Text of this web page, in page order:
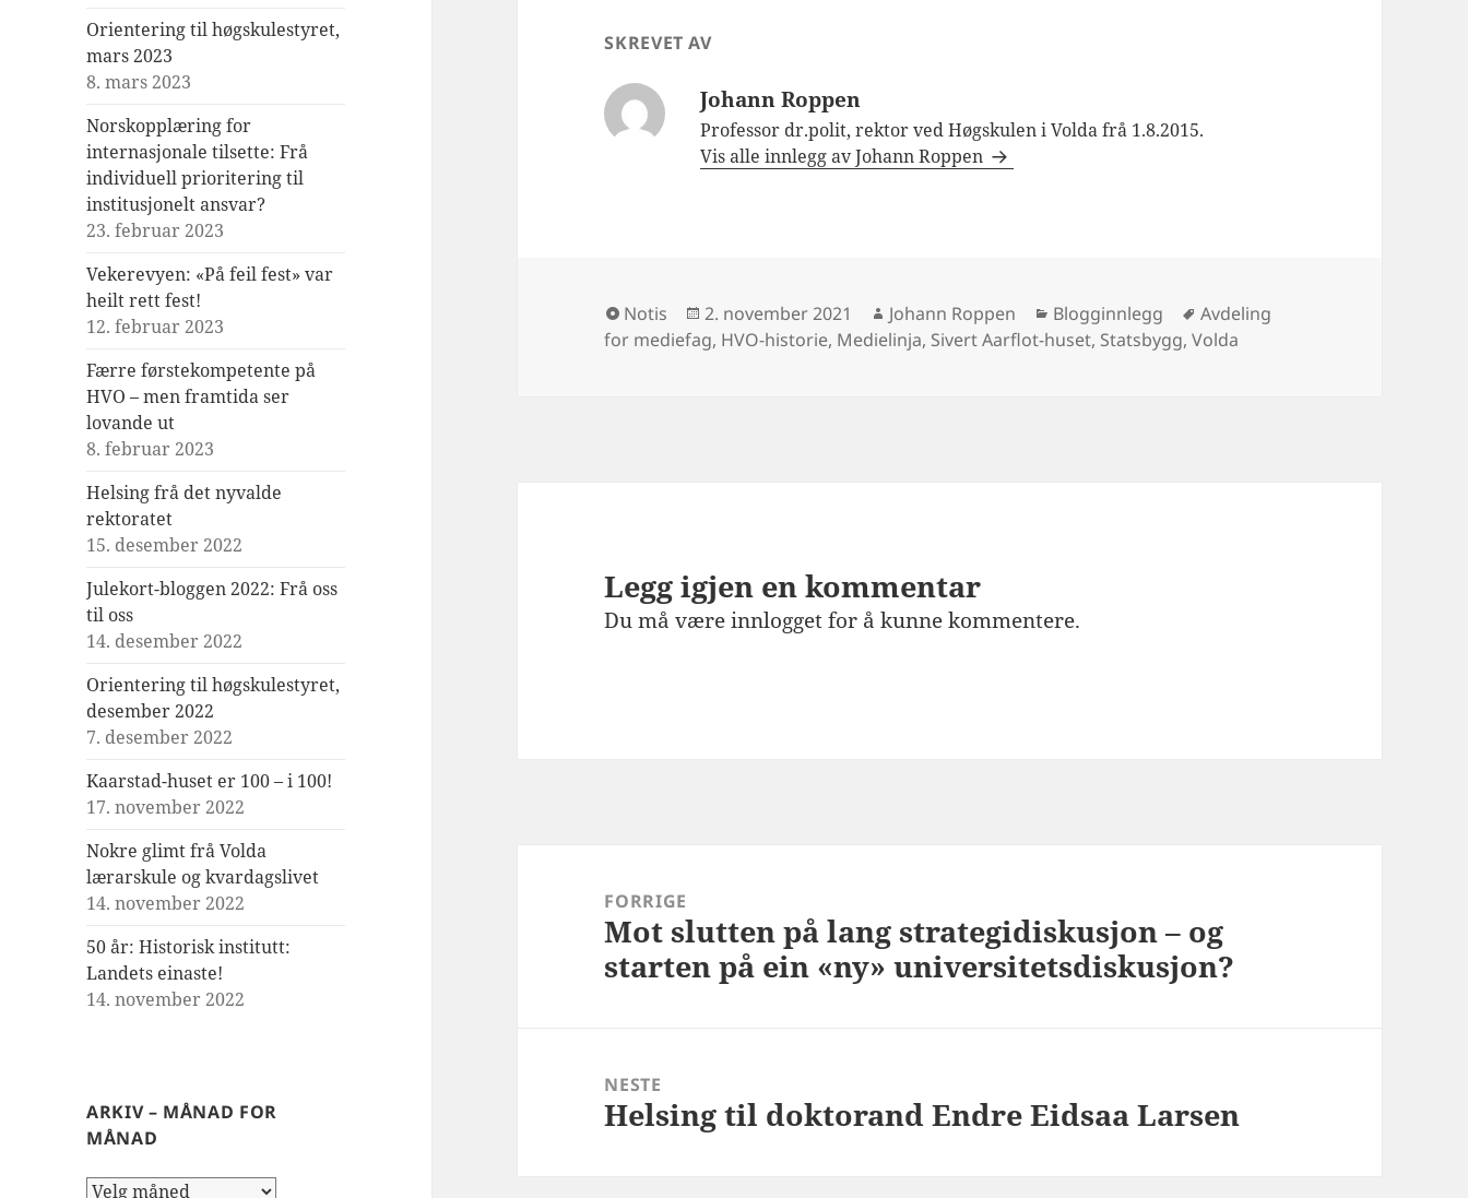
Orientering til høgskulestyret,
mars 2023
8. mars 2023
Norskopplæring for
internasjonale tilsette: Frå
individuell prioritering til
institusjonelt ansvar?
23. februar 2023
Vekerevyen: «På feil fest» var
heilt rett fest!
12. februar 2023
Færre førstekompetente på
HVO – men framtida ser
lovande ut
8. februar 2023
Helsing frå det nyvalde
rektoratet
15. desember 2022
Julekort-bloggen 2022: Frå oss
til oss
14. desember 2022
Orientering til høgskulestyret,
desember 2022
7. desember 2022
Kaarstad-huset er 100 – i 100!
17. november 2022
Nokre glimt frå Volda
lærarskule og kvardagslivet
14. november 2022
50 år: Historisk institutt:
Landets einaste!
14. november 2022
ARKIV – MÅNAD FOR
MÅNAD
Arkiv
SKREVET AV
Johann Roppen
Professor dr.polit, rektor ved Høgskulen i Volda frå 1.8.2015.
Vis alle innlegg av Johann Roppen
Format
Notis Publisert
2. november 2021 Forfatter
Johann Roppen Kategorier
Blogginnlegg Stikkord
Avdeling
for mediefag, HVO-historie, Medielinja, Sivert Aarflot-huset, Statsbygg,Volda
Legg igjen en kommentar
Du må væreinnloggetfor å kunne kommentere.
FORRIGE
Forrige
innlegg:
Mot slutten på lang strategidiskusjon – og
starten på ein «ny» universitetsdiskusjon?
NESTE
Neste
Helsing til doktorand Endre Eidsaa Larsen